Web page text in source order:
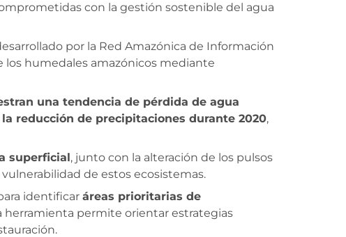
con la gestión sostenible del agua
por la Red Amazónica de Información
los humedales amazónicos mediante
una tendencia de pérdida de agua
reducción de precipitaciones durante 2020,
superficial, junto con la alteración de los pulsos
de estos ecosistemas.
identificar áreas prioritarias de
herramienta permite orientar estrategias